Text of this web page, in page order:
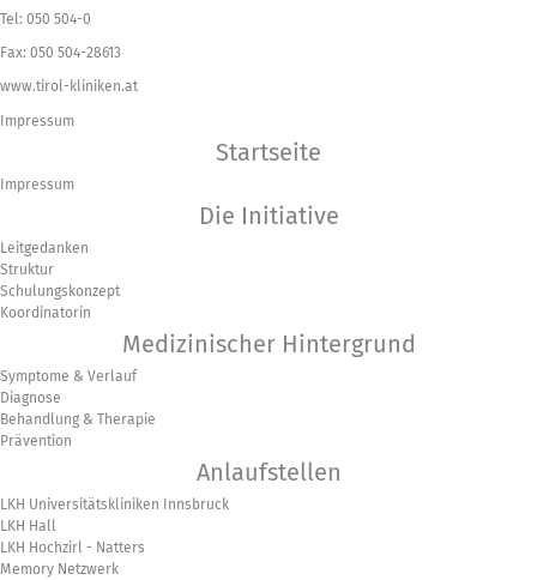
Tel: 050 504-0
Fax: 050 504-28613
www.tirol-kliniken.at
Impressum
Startseite
Impressum
Die Initiative
Leitgedanken
Struktur
Schulungskonzept
Koordinatorin
Medizinischer Hintergrund
Symptome & Verlauf
Diagnose
Behandlung & Therapie
Prävention
Anlaufstellen
LKH Universitätskliniken Innsbruck
LKH Hall
LKH Hochzirl - Natters
Memory Netzwerk